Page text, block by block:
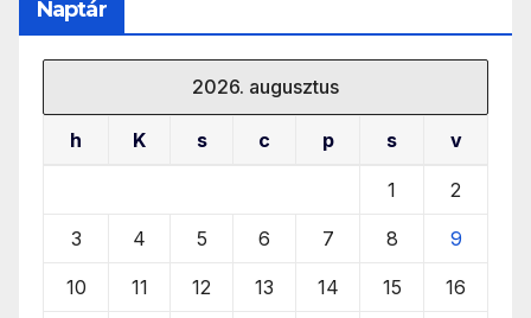
Naptár
2026. augusztus
h K s c p s v
1 2
3 4 5 6 7 8 9
10 11 12 13 14 15 16